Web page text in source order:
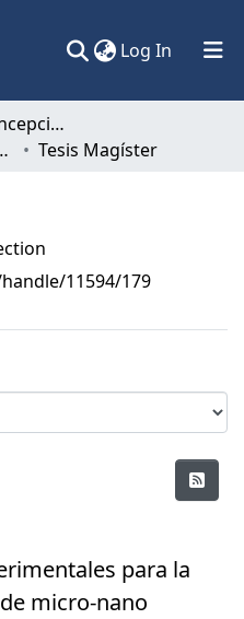
Log In (current)
Universidad de Concepción
Tesis Magíster
11594/179
para la
micro-nano